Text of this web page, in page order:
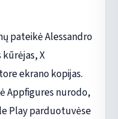
pateikė Alessandro
X
ekrano kopijas.
Appfigures nurodo,
Play parduotuvėse